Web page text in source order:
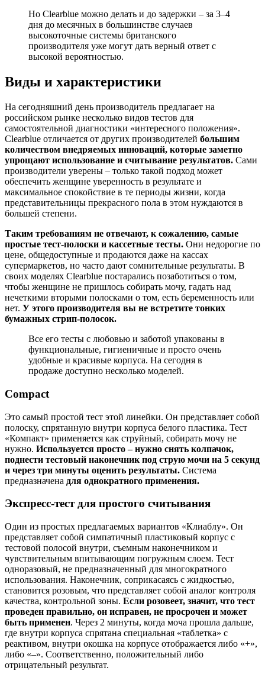
Но Clearblue можно делать и до задержки – за 3–4
дня до месячных в большинстве случаев
высокоточные системы британского
производителя уже могут дать верный ответ с
высокой вероятностью.
Виды и характеристики
На сегодняшний день производитель предлагает на
российском рынке несколько видов тестов для
самостоятельной диагностики «интересного положения».
Clearblue отличается от других производителей большим
количеством внедряемых инноваций, которые заметно
упрощают использование и считывание результатов. Сами
производители уверены – только такой подход может
обеспечить женщине уверенность в результате и
максимальное спокойствие в те периоды жизни, когда
представительницы прекрасного пола в этом нуждаются в
большей степени.
Таким требованиям не отвечают, к сожалению, самые
простые тест-полоски и кассетные тесты. Они недорогие по
цене, общедоступные и продаются даже на кассах
супермаркетов, но часто дают сомнительные результаты. В
своих моделях Clearblue постарались позаботиться о том,
чтобы женщине не пришлось собирать мочу, гадать над
нечеткими вторыми полосками о том, есть беременность или
нет. У этого производителя вы не встретите тонких
бумажных стрип-полосок.
Все его тесты с любовью и заботой упакованы в
функциональные, гигиеничные и просто очень
удобные и красивые корпуса. На сегодня в
продаже доступно несколько моделей.
Compact
Это самый простой тест этой линейки. Он представляет собой
полоску, спрятанную внутри корпуса белого пластика. Тест
«Компакт» применяется как струйный, собирать мочу не
нужно. Используется просто – нужно снять колпачок,
поднести тестовый наконечник под струю мочи на 5 секунд
и через три минуты оценить результаты. Система
предназначена для однократного применения.
Экспресс-тест для простого считывания
Один из простых предлагаемых вариантов «Клиаблу». Он
представляет собой симпатичный пластиковый корпус с
тестовой полосой внутри, съемным наконечником и
чувствительным впитывающим погружным слоем. Тест
одноразовый, не предназначенный для многократного
использования. Наконечник, соприкасаясь с жидкостью,
становится розовым, что представляет собой аналог контроля
качества, контрольной зоны. Если розовеет, значит, что тест
проведен правильно, он исправен, не просрочен и может
быть применен. Через 2 минуты, когда моча прошла дальше,
где внутри корпуса спрятана специальная «таблетка» с
реактивом, внутри окошка на корпусе отображается либо «+»,
либо «–». Соответственно, положительный либо
отрицательный результат.